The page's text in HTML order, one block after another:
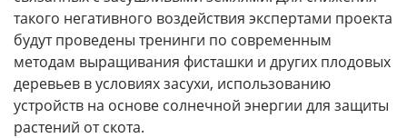
такого негативного воздействия экспертами проекта
будут проведены тренинги по современным
методам выращивания фисташки и других плодовых
деревьев в условиях засухи, использованию
устройств на основе солнечной энергии для защиты
растений от скота.